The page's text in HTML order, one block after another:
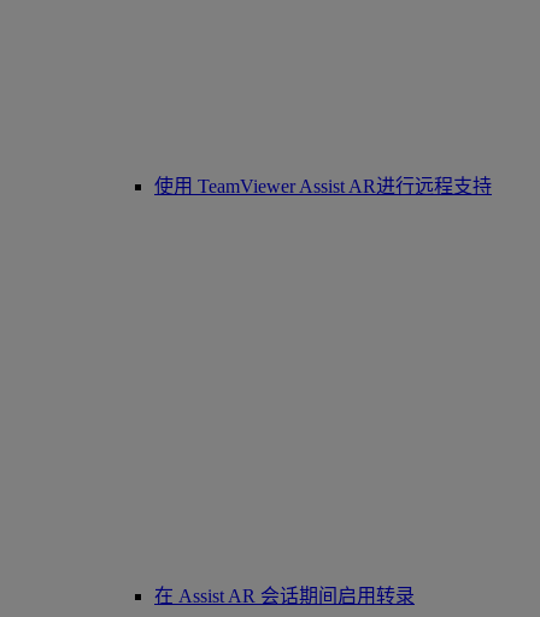
使用 TeamViewer Assist AR进行远程支持
在 Assist AR 会话期间启用转录